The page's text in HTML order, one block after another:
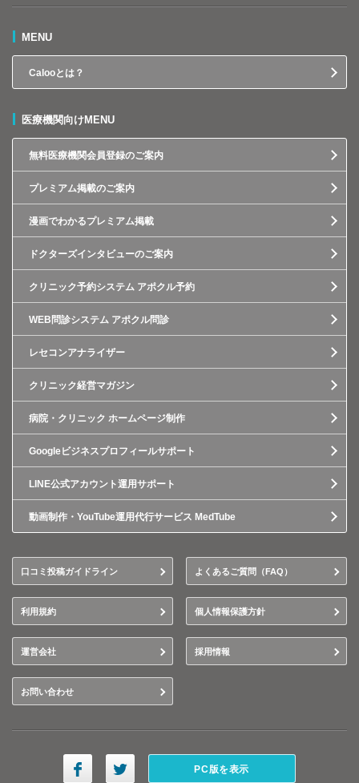
MENU
Calooとは？
医療機関向けMENU
無料医療機関会員登録のご案内
プレミアム掲載のご案内
漫画でわかるプレミアム掲載
ドクターズインタビューのご案内
クリニック予約システム アポクル予約
WEB問診システム アポクル問診
レセコンアナライザー
クリニック経営マガジン
病院・クリニック ホームページ制作
Googleビジネスプロフィールサポート
LINE公式アカウント運用サポート
動画制作・YouTube運用代行サービス MedTube
口コミ投稿ガイドライン よくあるご質問（FAQ）
利用規約 個人情報保護方針
運営会社 採用情報
お問い合わせ
PC版を表示